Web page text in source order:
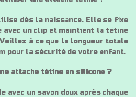
dès la naissance. Elle se fixe
avec un clip et maintient la tétine
Veillez à ce que la longueur totale
pour la sécurité de votre enfant.
attache tétine en silicone ?
avec un savon doux après chaque